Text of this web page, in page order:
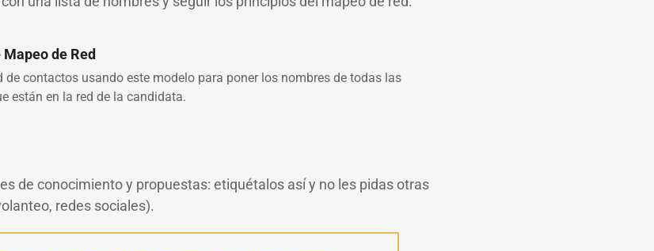
de Red
de contactos usando este modelo para poner los nombres de todas las
están en la red de la candidata.
de conocimiento y propuestas: etiquétalos así y no les pidas otras
redes sociales).